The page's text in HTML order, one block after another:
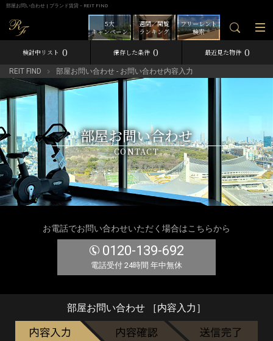
部屋お問い合わせ | ブランド賃貸－REIT FIND
フリーレント
検索
週間／閲覧
ランキング
5大
キャンペーン
検討中リスト 0 保存した条件 0 最近見た物件 0
REIT FIND 部屋お問い合わせ - お問い合わせ内容入力
部屋お問い合わせ
CONTACT
お電話でお問い合わせいただく場合はこちらから
0120-139-692
電話受付 24時間 年中無休
部屋お問い合わせ ［内容入力］